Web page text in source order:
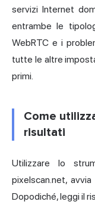
servizi Internet
entrambe le
WebRTC e i
tutte le altre
primi.
Come
risultati
Utilizzare lo
pixelscan.net,
Dopodiché, leggi il